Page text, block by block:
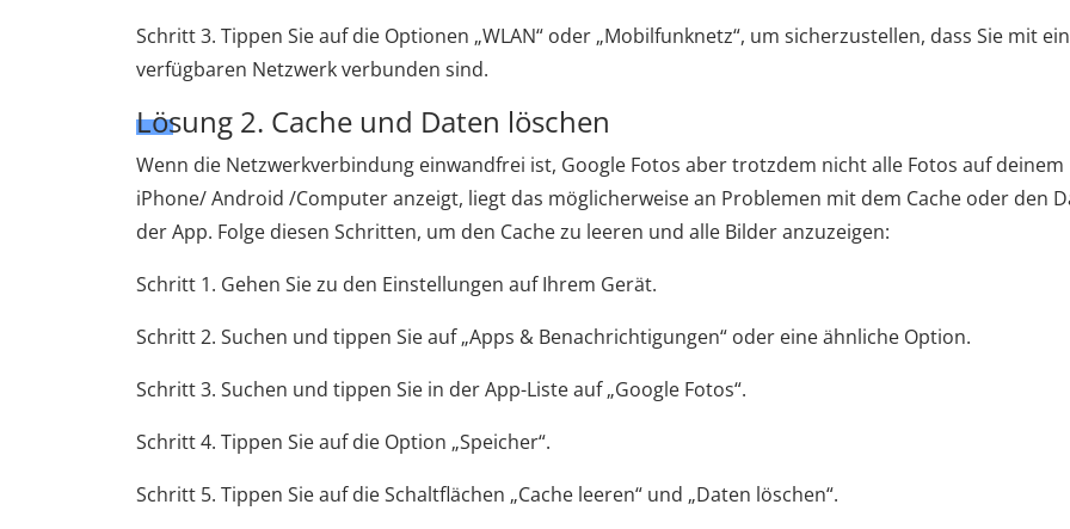
Schritt 3. Tippen Sie auf die Optionen „WLAN“ oder „Mobilfunknetz“, um sicherzustellen, dass Sie mit
verfügbaren Netzwerk verbunden sind.
Lösung 2. Cache und Daten löschen
Wenn die Netzwerkverbindung einwandfrei ist, Google Fotos aber trotzdem nicht alle Fotos auf deinem
iPhone/ Android /Computer anzeigt, liegt das möglicherweise an Problemen mit dem Cache oder den
der App. Folge diesen Schritten, um den Cache zu leeren und alle Bilder anzuzeigen:
Schritt 1. Gehen Sie zu den Einstellungen auf Ihrem Gerät.
Schritt 2. Suchen und tippen Sie auf „Apps & Benachrichtigungen“ oder eine ähnliche Option.
Schritt 3. Suchen und tippen Sie in der App-Liste auf „Google Fotos“.
Schritt 4. Tippen Sie auf die Option „Speicher“.
Schritt 5. Tippen Sie auf die Schaltflächen „Cache leeren“ und „Daten löschen“.